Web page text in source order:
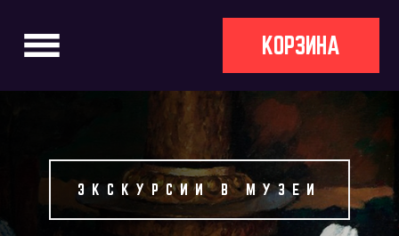
КОРЗИНА
ЭКСКУРСИИ В МУЗЕИ